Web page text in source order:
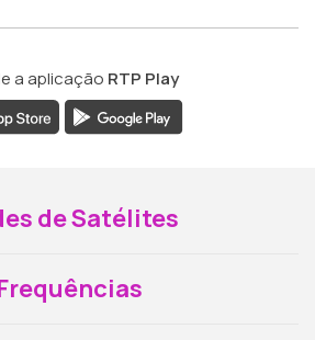
a aplicação RTP Play
de Satélites